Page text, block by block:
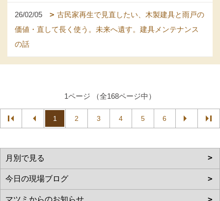
26/02/05
古民家再生で見直したい、木製建具と雨戸の
価値・直して長く使う。未来へ遺す。建具メンテナンス
の話
1ページ （全168ページ中）
1 2 3 4 5 6